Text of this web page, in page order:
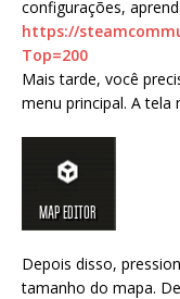
configurações,
https://
Top=200
Mais tarde, você
menu principal. A tela
Depois disso,
tamanho do mapa.